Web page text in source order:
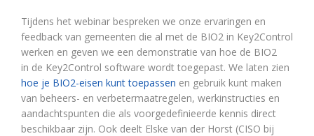
Tijdens het webinar bespreken we onze ervaringen en
feedback van gemeenten die al met de BIO2 in Key2Control
werken en geven we een demonstratie van hoe de BIO2
in de Key2Control software wordt toegepast. We laten zien
hoe je BIO2-eisen kunt toepassen en gebruik kunt maken
van beheers- en verbetermaatregelen, werkinstructies en
aandachtspunten die als voorgedefinieerde kennis direct
beschikbaar zijn. Ook deelt Elske van der Horst (CISO bij